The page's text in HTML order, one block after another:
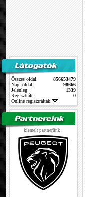
Összes oldal:
856653479
Napi oldal:
98666
Jelenleg:
1339
Regisztrált:
0
Online regisztráltak:
kiemelt partnerünk :